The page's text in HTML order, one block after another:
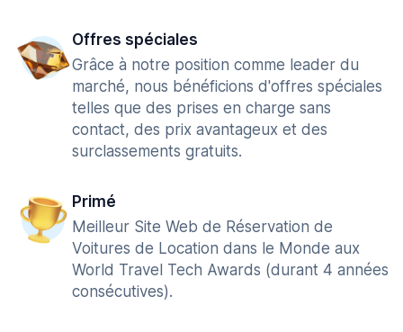
Offres spéciales
Grâce à notre position comme leader du
marché, nous bénéficions d'offres spéciales
telles que des prises en charge sans
contact, des prix avantageux et des
surclassements gratuits.
Primé
Meilleur Site Web de Réservation de
Voitures de Location dans le Monde aux
World Travel Tech Awards (durant 4 années
consécutives).